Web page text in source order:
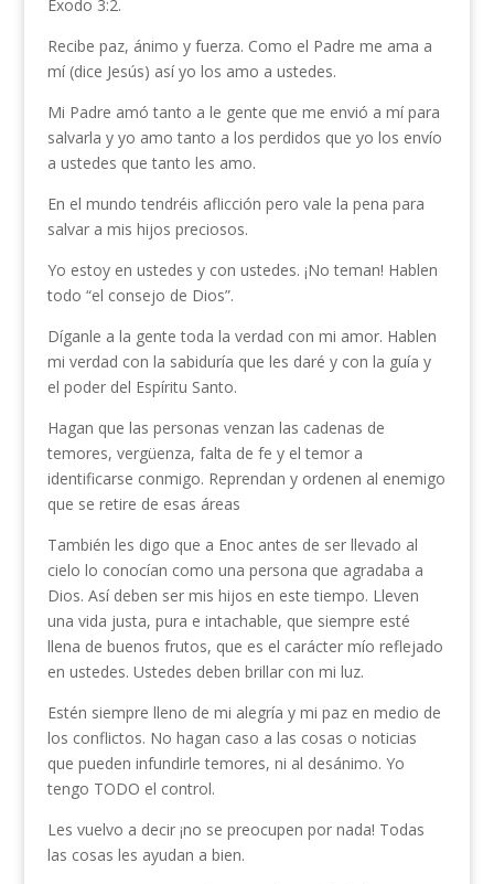
Exodo 3:2.
Recibe paz, ánimo y fuerza. Como el Padre me ama a
mí (dice Jesús) así yo los amo a ustedes.
Mi Padre amó tanto a le gente que me envió a mí para
salvarla y yo amo tanto a los perdidos que yo los envío
a ustedes que tanto les amo.
En el mundo tendréis aflicción pero vale la pena para
salvar a mis hijos preciosos.
Yo estoy en ustedes y con ustedes. ¡No teman! Hablen
todo “el consejo de Dios”.
Díganle a la gente toda la verdad con mi amor. Hablen
mi verdad con la sabiduría que les daré y con la guía y
el poder del Espíritu Santo.
Hagan que las personas venzan las cadenas de
temores, vergüenza, falta de fe y el temor a
identificarse conmigo. Reprendan y ordenen al enemigo
que se retire de esas áreas
También les digo que a Enoc antes de ser llevado al
cielo lo conocían como una persona que agradaba a
Dios. Así deben ser mis hijos en este tiempo. Lleven
una vida justa, pura e intachable, que siempre esté
llena de buenos frutos, que es el carácter mío reflejado
en ustedes. Ustedes deben brillar con mi luz.
Estén siempre lleno de mi alegría y mi paz en medio de
los conflictos. No hagan caso a las cosas o noticias
que pueden infundirle temores, ni al desánimo. Yo
tengo TODO el control.
Les vuelvo a decir ¡no se preocupen por nada! Todas
las cosas les ayudan a bien.